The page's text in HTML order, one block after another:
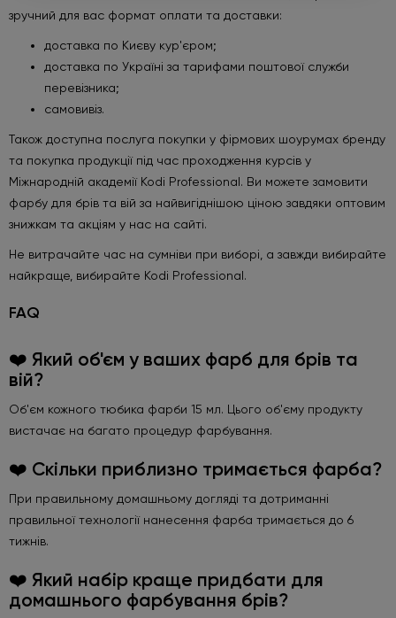
зручний для вас формат оплати та доставки:
доставка по Києву кур'єром;
доставка по Україні за тарифами поштової служби
перевізника;
самовивіз.
Також доступна послуга покупки у фірмових шоурумах бренду
та покупка продукції під час проходження курсів у
Міжнародній академії Kodi Professional. Ви можете замовити
фарбу для брів та вій за найвигіднішою ціною завдяки оптовим
знижкам та акціям у нас на сайті.
Не витрачайте час на сумніви при виборі, а завжди вибирайте
найкраще, вибирайте Kodi Professional.
FAQ
❤️ Який об'єм у ваших фарб для брів та
вій?
Об'єм кожного тюбика фарби 15 мл. Цього об'єму продукту
вистачає на багато процедур фарбування.
❤️ Скільки приблизно тримається фарба?
При правильному домашньому догляді та дотриманні
правильної технології нанесення фарба тримається до 6
тижнів.
❤️ Який набір краще придбати для
домашнього фарбування брів?
Робіть замовлення від 450 грн та
обирайте подарунок
Під час оформлення не забудьте натиснути «Обрати
подарунок». Пропозиція діє лише до 01.09.2026.
Детальніше